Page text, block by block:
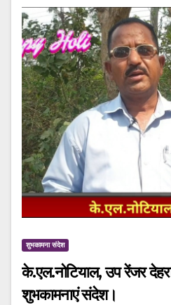
शुभकामना संदेश
के.एल.नोटियाल, उप रेंजर
शुभकामनाएं संदेश।